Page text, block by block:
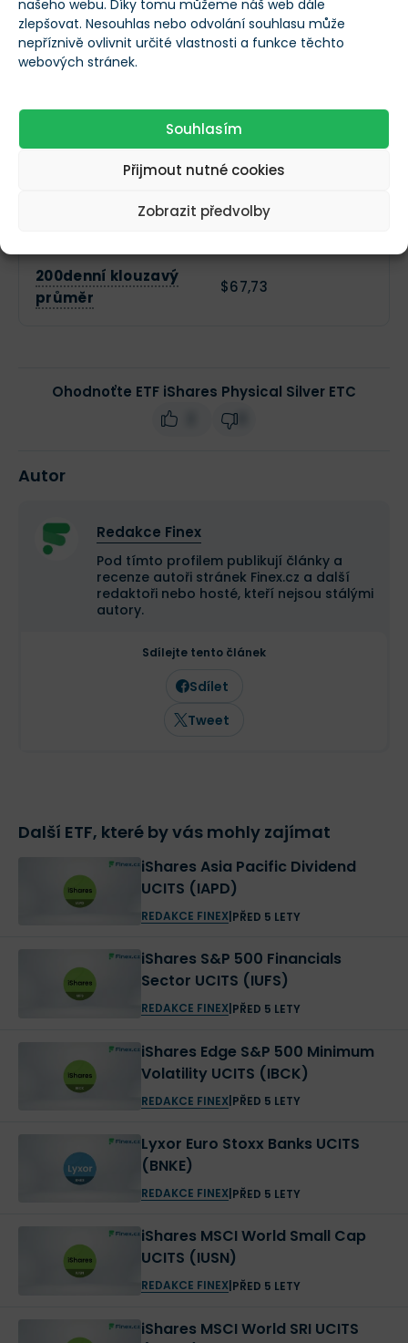
našeho webu. Díky tomu můžeme náš web dále
zlepšovat. Nesouhlas nebo odvolání souhlasu může
nepříznivě ovlivnit určité vlastnosti a funkce těchto
webových stránek.
Souhlasím
Přijmout nutné cookies
Zobrazit předvolby
52týdenní
maximum
$33,8
$60,73
200denní klouzavý
průměr
$67,73
Ohodnoťte ETF iShares Physical Silver ETC
Autor
Redakce Finex
Pod tímto profilem publikují články a
recenze autoři stránek Finex.cz a další
redaktoři nebo hosté, kteří nejsou stálými
autory.
Sdílejte tento článek
Sdílet
Tweet
Další ETF, které by vás mohly zajímat
iShares Asia Pacific Dividend
UCITS (IAPD)
REDAKCE FINEX| PŘED 5 LETY
iShares S&P 500 Financials
Sector UCITS (IUFS)
REDAKCE FINEX| PŘED 5 LETY
iShares Edge S&P 500 Minimum
Volatility UCITS (IBCK)
REDAKCE FINEX| PŘED 5 LETY
Lyxor Euro Stoxx Banks UCITS
(BNKE)
REDAKCE FINEX| PŘED 5 LETY
iShares MSCI World Small Cap
UCITS (IUSN)
REDAKCE FINEX| PŘED 5 LETY
iShares MSCI World SRI UCITS